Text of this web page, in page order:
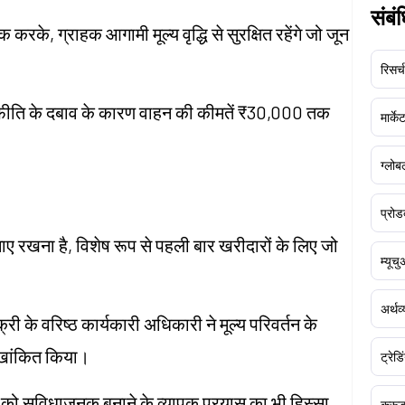
ग्राहक आगामी मूल्य वृद्धि से सुरक्षित रहेंगे जो जून
के दबाव के कारण वाहन की कीमतें ₹30,000 तक
रखना है, विशेष रूप से पहली बार खरीदारों के लिए जो
के वरिष्ठ कार्यकारी अधिकारी ने मूल्य परिवर्तन के
किया।
रिसर्च